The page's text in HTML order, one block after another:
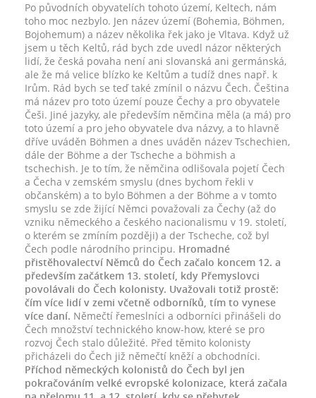
Po původních obyvatelích tohoto území, Keltech, nám
toho moc nezbylo. Jen název území (Bohemia, Böhmen,
Bojohemum) a název několika řek jako je Vltava. Když už
jsem u těch Keltů, rád bych zde uvedl názor některých
lidí, že česká povaha není ani slovanská ani germánská,
ale že má velice blízko ke Keltům a tudíž dnes např. k
Irům. Rád bych se teď také zmínil o názvu Čech. Čeština
má název pro toto území pouze Čechy a pro obyvatele
Češi. Jiné jazyky, ale především němčina měla (a má) pro
toto území a pro jeho obyvatele dva názvy, a to hlavně
dříve uváděn Böhmen a dnes uváděn název Tschechien,
dále der Böhme a der Tscheche a böhmish a
tschechish. Je to tím, že němčina odlišovala pojetí Čech
a Čecha v zemském smyslu (dnes bychom řekli v
občanském) a to bylo Böhmen a der Böhme a v tomto
smyslu se zde žijící Němci považovali za Čechy (až do
vzniku německého a českého nacionalismu v 19. století,
o kterém se zmíním později) a der Tscheche, což byl
Čech podle národního principu. Hromadné
přistěhovalectví Němců do Čech začalo koncem 12. a
především začátkem 13. století, kdy Přemyslovci
povolávali do Čech kolonisty. Uvažovali totiž prostě:
čím více lidí v zemi včetně odborníků, tím to vynese
více daní. Němečtí řemeslníci a odborníci přinášeli do
Čech množství technického know-how, které se pro
rozvoj Čech stalo důležité. Před těmito kolonisty
přicházeli do Čech již němečtí kněží a obchodníci.
Příchod německých kolonistů do Čech byl jen
pokračováním velké evropské kolonizace, která začala